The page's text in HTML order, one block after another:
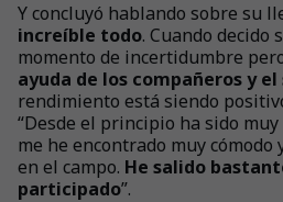
Y concluyó hablando sobre su
increíble todo. Cuando decido
momento de incertidumbre
ayuda de los compañeros y
rendimiento está siendo
“Desde el principio ha sido
me he encontrado muy cómodo
en el campo. He salido
participado”.